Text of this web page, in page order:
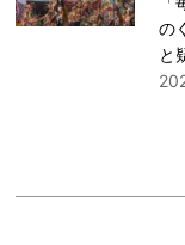
の
と